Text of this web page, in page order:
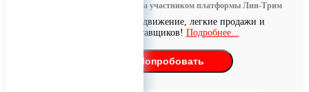
Информация размещена участником платформы Лин-Трим
Бесплатное продвижение, легкие продажи и
поиск поставщиков! Подробнее...
Попробовать